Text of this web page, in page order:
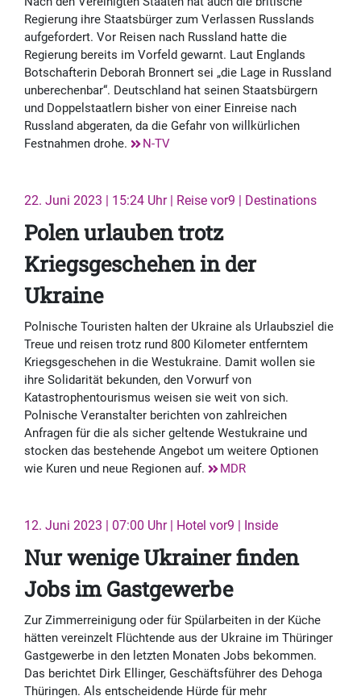
Regierung ihre Staatsbürger zum Verlassen Russlands
aufgefordert. Vor Reisen nach Russland hatte die
Regierung bereits im Vorfeld gewarnt. Laut Englands
Botschafterin Deborah Bronnert sei „die Lage in Russland
unberechenbar“. Deutschland hat seinen Staatsbürgern
und Doppelstaatlern bisher von einer Einreise nach
Russland abgeraten, da die Gefahr von willkürlichen
Festnahmen drohe.
N-TV
22. Juni 2023 | 15:24 Uhr | Reise vor9 | Destinations
Polen urlauben trotz
Kriegsgeschehen in der
Ukraine
Polnische Touristen halten der Ukraine als Urlaubsziel die
Treue und reisen trotz rund 800 Kilometer entferntem
Kriegsgeschehen in die Westukraine. Damit wollen sie
ihre Solidarität bekunden, den Vorwurf von
Katastrophentourismus weisen sie weit von sich.
Polnische Veranstalter berichten von zahlreichen
Anfragen für die als sicher geltende Westukraine und
stocken das bestehende Angebot um weitere Optionen
wie Kuren und neue Regionen auf.
MDR
12. Juni 2023 | 07:00 Uhr | Hotel vor9 | Inside
Nur wenige Ukrainer finden
Jobs im Gastgewerbe
Zur Zimmerreinigung oder für Spülarbeiten in der Küche
hätten vereinzelt Flüchtende aus der Ukraine im Thüringer
Gastgewerbe in den letzten Monaten Jobs bekommen.
Das berichtet Dirk Ellinger, Geschäftsführer des Dehoga
Thüringen. Als entscheidende Hürde für mehr